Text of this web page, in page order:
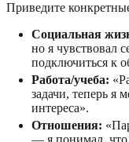
Приведите
Социальная
но я чувствовал
подключиться к
Работа/учеба:
задачи, теперь я
интереса».
Отношения: